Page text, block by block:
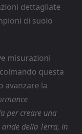
dettagliate
di suolo
misurazioni
questa
avanzare la
per creare una
della Terra, in